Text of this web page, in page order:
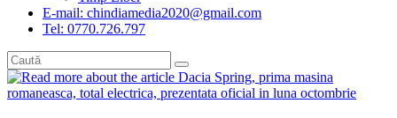
E-mail: chindiamedia2020@gmail.com
Tel: 0770.726.797